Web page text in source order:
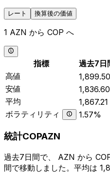
レート 換算後の価値
1 AZN から COP へ
指標 過去7日
高値
1,899.50
安値
1,836.60
平均
1,867.21
ボラティリティ
1.57%
統計COPAZN
過去7日間で、 AZN から
間で移動しました。平均は